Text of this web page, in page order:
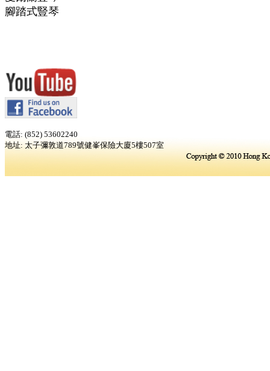
腳踏式豎琴
電話: (852) 53602240
地址: 太子彌敦道789號健峯保險大廈5樓507室